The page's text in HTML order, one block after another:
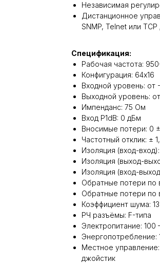
Независимая
Дистанционное
SNMP, Telnet или
Спецификация:
Рабочая частота:
Конфигурация: 64х16
Входной уровень: от
Выходной уровень:
Импенданс: 75 Ом
Вход P1dB: 0 дБм
Вносимые потери: 0
Частотный отклик: ±
Изоляция (вход-
Изоляция (выход-
Изоляция (вход-
Обратные потери по
Обратные потери по
Коэффициент шума:
РЧ разъёмы: F-типа
Электропитание:
Энергопотребление:
Местное
джойстик